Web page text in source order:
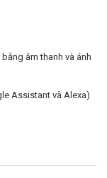
âm thanh và ánh
Assistant và Alexa)